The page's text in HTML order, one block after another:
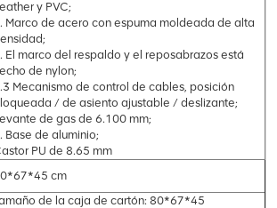
y PVC;
Marco de acero con espuma moldeada de alta
El marco del respaldo y el reposabrazos está
de nylon;
Mecanismo de control de cables, posición
/ de asiento ajustable / deslizante;
de gas de 6.100 mm;
Base de aluminio;
PU de 8.65 mm
cm
de la caja de cartón: 80*67*45